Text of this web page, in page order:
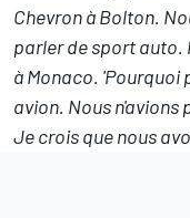
Chevron à Bolton.
parler de sport auto.
à Monaco. 'Pourquoi
avion. Nous n'avions
Je crois que nous